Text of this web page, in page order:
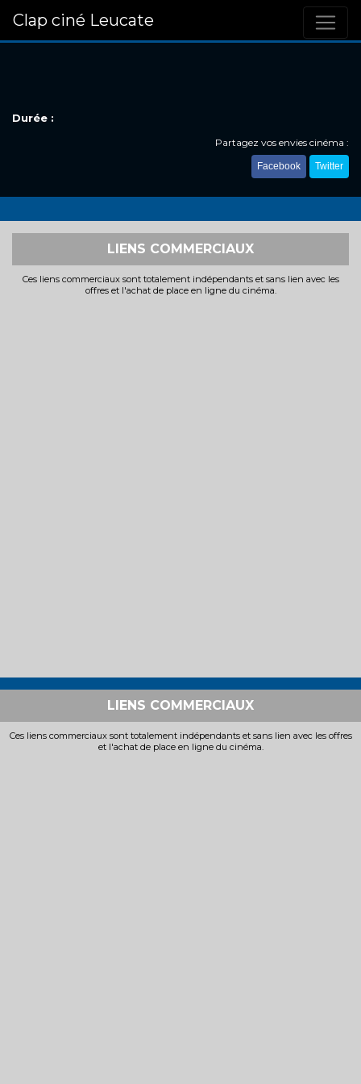
Clap ciné Leucate
Durée :
Partagez vos envies cinéma :
Facebook Twitter
LIENS COMMERCIAUX
Ces liens commerciaux sont totalement indépendants et sans lien avec les
offres et l'achat de place en ligne du cinéma.
LIENS COMMERCIAUX
Ces liens commerciaux sont totalement indépendants et sans lien avec les offres
et l'achat de place en ligne du cinéma.